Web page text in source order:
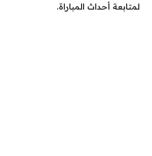
لمتابعة أحداث المباراة.